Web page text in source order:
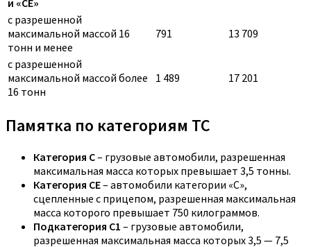
и «CE»
с разрешенной
максимальной массой 16
тонн и менее
791 13 709
с разрешенной
максимальной массой более
16 тонн
1 489 17 201
Памятка по категориям ТС
Категория C– грузовые автомобили, разрешенная
максимальная масса которых превышает 3,5 тонны.
Категория CE– автомобили категории «С»,
сцепленные с прицепом, разрешенная максимальная
масса которого превышает 750 килограммов.
Подкатегория C1 – грузовые автомобили,
разрешенная максимальная масса которых 3,5 — 7,5